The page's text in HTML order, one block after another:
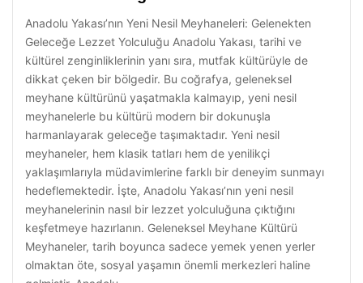
Anadolu Yakası’nın Yeni Nesil Meyhaneleri: Gelenekten
Geleceğe Lezzet Yolculuğu Anadolu Yakası, tarihi ve
kültürel zenginliklerinin yanı sıra, mutfak kültürüyle de
dikkat çeken bir bölgedir. Bu coğrafya, geleneksel
meyhane kültürünü yaşatmakla kalmayıp, yeni nesil
meyhanelerle bu kültürü modern bir dokunuşla
harmanlayarak geleceğe taşımaktadır. Yeni nesil
meyhaneler, hem klasik tatları hem de yenilikçi
yaklaşımlarıyla müdavimlerine farklı bir deneyim sunmayı
hedeflemektedir. İşte, Anadolu Yakası’nın yeni nesil
meyhanelerinin nasıl bir lezzet yolculuğuna çıktığını
keşfetmeye hazırlanın. Geleneksel Meyhane Kültürü
Meyhaneler, tarih boyunca sadece yemek yenen yerler
olmaktan öte, sosyal yaşamın önemli merkezleri haline